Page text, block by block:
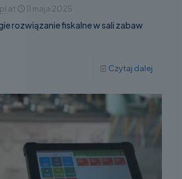
at 11 maja 2025
rozwiązanie fiskalne w sali zabaw
Czytaj dalej